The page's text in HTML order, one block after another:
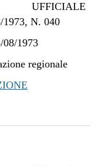
UFFICIALE
N. 040
08/1973
regionale